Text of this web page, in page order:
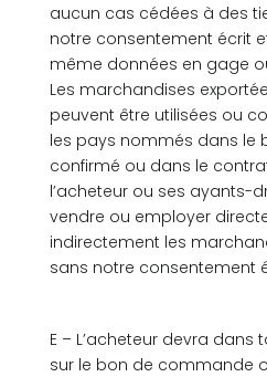
aucun cas cédées à des
notre consentement écrit
même données en gage
Les marchandises
peuvent être utilisées ou
les pays nommés dans le
confirmé ou dans le
l’acheteur ou ses ayants-
vendre ou employer
indirectement les
sans notre consentement
E – L’acheteur devra dans
sur le bon de commande